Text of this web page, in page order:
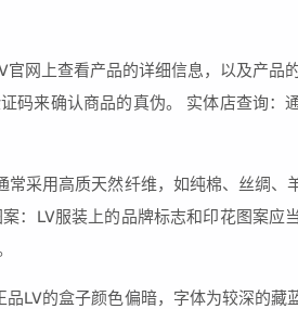
网上查看产品的详细信息，以及产品
码来确认商品的真伪。 实体店查询：
常采用高质天然纤维，如纯棉、丝绸
：LV服装上的品牌标志和印花图案
LV的盒子颜色偏暗，字体为较深的